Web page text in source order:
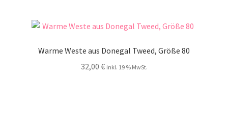
Warme Weste aus Donegal Tweed, Größe 80
32,00 € inkl. 19 % MwSt.